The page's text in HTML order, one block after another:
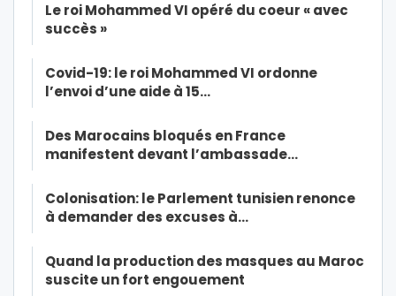
Le roi Mohammed VI opéré du coeur « avec
succès »
Covid-19: le roi Mohammed VI ordonne
l’envoi d’une aide à 15…
Des Marocains bloqués en France
manifestent devant l’ambassade…
Colonisation: le Parlement tunisien renonce
à demander des excuses à…
Quand la production des masques au Maroc
suscite un fort engouement